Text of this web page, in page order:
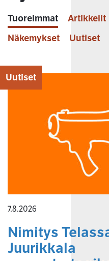
Tuoreimmat Artikkelit
Näkemykset
Uutiset
Uutiset
7.8.2026
Nimitys
Juurikkala